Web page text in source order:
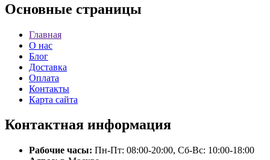
Основные страницы
Главная
О нас
Блог
Доставка
Оплата
Контакты
Карта сайта
Контактная информация
Рабочие часы: Пн-Пт: 08:00-20:00, Сб-Вс: 10:00-18:00